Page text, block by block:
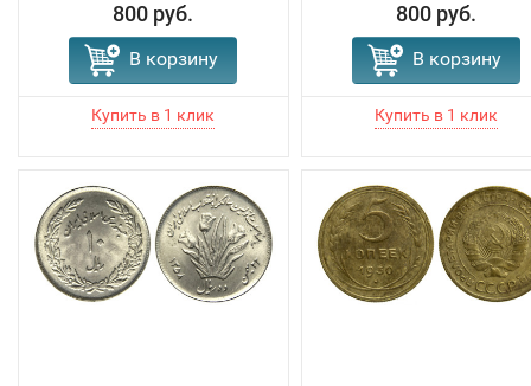
800 руб.
В корзину
800 руб.
В корзину